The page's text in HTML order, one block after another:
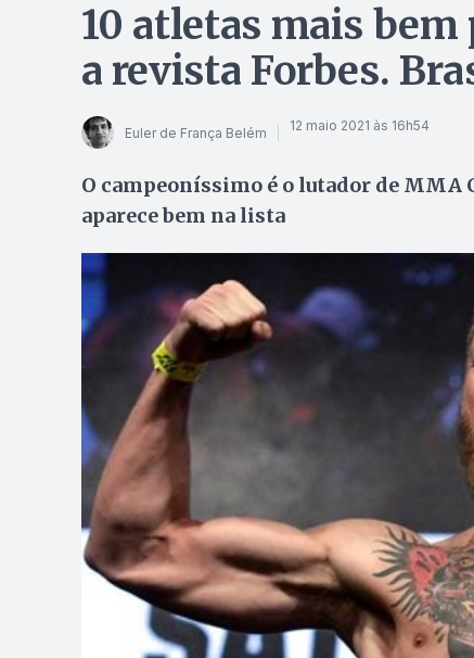
10 atletas mais
a revista Forbes.
Euler de França Belém 12 maio 2021 às 16h54
O campeoníssimo é o lutador de
aparece bem na lista